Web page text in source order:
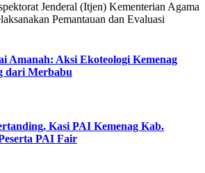
Jenderal (Itjen) Kementerian Agama
Pemantauan dan Evaluasi
Amanah: Aksi Ekoteologi Kemenag
dari Merbabu
Kasi PAI Kemenag Kab.
PAI Fair